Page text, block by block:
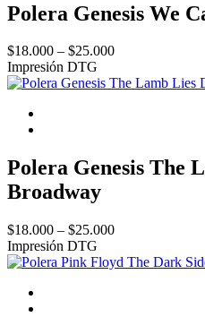
Polera Genesis We
$18.000 – $25.000Price
$18.000
Impresión DTG
Polera Genesis The
Broadway
$18.000 – $25.000Price
$18.000
Impresión DTG